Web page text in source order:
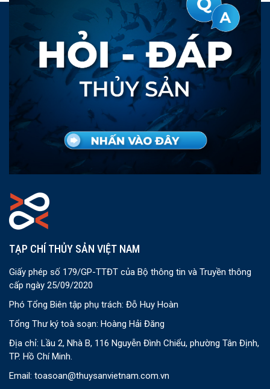
TẠP CHÍ THỦY SẢN VIỆT NAM
Giấy phép số 179/GP-TTĐT của Bộ thông tin và Truyền thông
cấp ngày 25/09/2020
Phó Tổng Biên tập phụ trách: Đỗ Huy Hoàn
Tổng Thư ký toà soạn: Hoàng Hải Đăng
Địa chỉ: Lầu 2, Nhà B, 116 Nguyễn Đình Chiểu, phường Tân Định,
TP. Hồ Chí Minh.
Email: toasoan@thuysanvietnam.com.vn